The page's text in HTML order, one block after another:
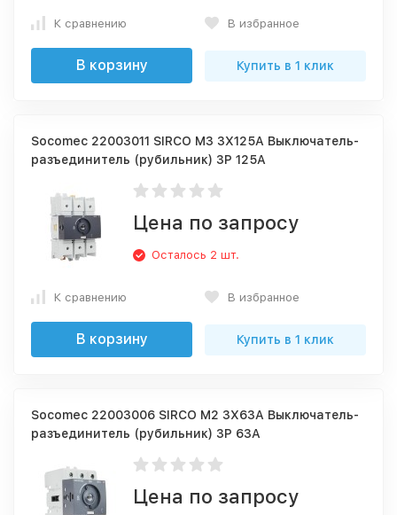
К сравнению В избранное
В корзину Купить в 1 клик
Socomec 22003011 SIRCO M3 3X125A Выключатель-
разъединитель (рубильник) 3P 125A
Цена по запросу
Осталось 2 шт.
К сравнению В избранное
В корзину Купить в 1 клик
Socomec 22003006 SIRCO M2 3X63A Выключатель-
разъединитель (рубильник) 3P 63A
Цена по запросу